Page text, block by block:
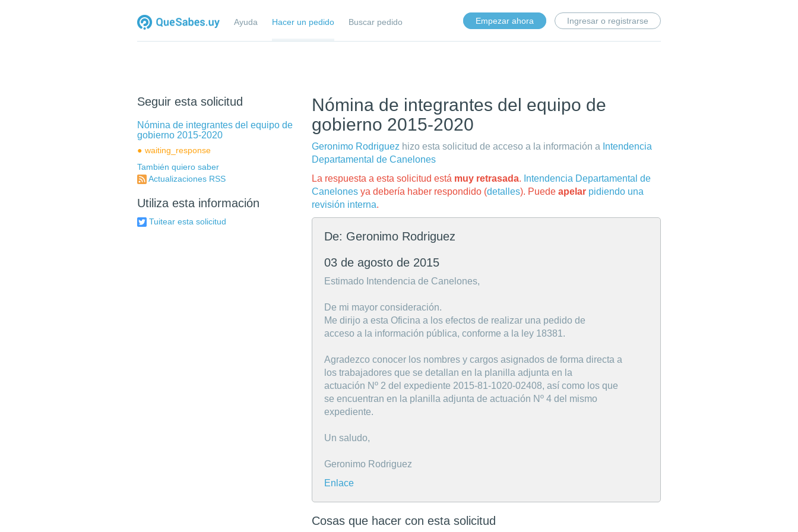
Ayuda Hacer un pedido Buscar pedido Empezar ahora Ingresar o registrarse
Nómina de integrantes del equipo de
gobierno 2015-2020
Geronimo Rodriguez hizo esta solicitud de acceso a la información a Intendencia
Departamental de Canelones
La respuesta a esta solicitud está muy retrasada. Intendencia Departamental de
Canelones ya debería haber respondido (detalles). Puedeapelar pidiendo una
revisión interna.
De: Geronimo Rodriguez
03 de agosto de 2015
Estimado Intendencia de Canelones,
De mi mayor consideración.
Me dirijo a esta Oficina a los efectos de realizar una pedido de
acceso a la información pública, conforme a la ley 18381.
Agradezco conocer los nombres y cargos asignados de forma directa a
los trabajadores que se detallan en la planilla adjunta en la
actuación Nº 2 del expediente 2015-81-1020-02408, así como los que
se encuentran en la planilla adjunta de actuación Nº 4 del mismo
expediente.
Un saludo,
Geronimo Rodriguez
Enlace
Cosas que hacer con esta solicitud
Seguir esta solicitud
Nómina de integrantes del equipo de
gobierno 2015-2020
waiting_response
También quiero saber
Actualizaciones RSS
Utiliza esta información
Tuitear esta solicitud